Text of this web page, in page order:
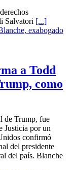
Salvatori [...]
a Todd
como
de Trump, fue
Justicia por un
confirmó
del presidente
del país. Blanche